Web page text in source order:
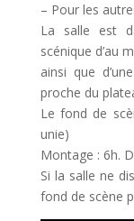
– Pour les
La salle est
scénique d’au
ainsi que
proche du
Le fond de
unie)
Montage : 6h.
Si la salle ne
fond de scène